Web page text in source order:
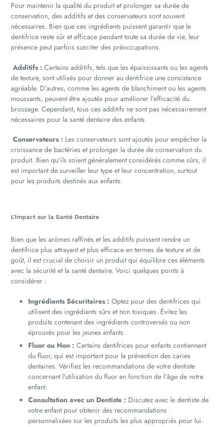
Pour maintenir la qualité du produit et prolonger sa durée de
conservation, des additifs et des conservateurs sont souvent
nécessaires. Bien que ces ingrédients puissent garantir que le
dentifrice reste sûr et efficace pendant toute sa durée de vie, leur
présence peut parfois susciter des préoccupations.
Additifs : Certains additifs, tels que les épaississants ou les agents
de texture, sont utilisés pour donner au dentifrice une consistance
agréable. D’autres, comme les agents de blanchiment ou les agents
moussants, peuvent être ajoutés pour améliorer l’efficacité du
brossage. Cependant, tous ces additifs ne sont pas nécessairement
nécessaires pour la santé dentaire des enfants.
Conservateurs : Les conservateurs sont ajoutés pour empêcher la
croissance de bactéries et prolonger la durée de conservation du
produit. Bien qu'ils soient généralement considérés comme sûrs, il
est important de surveiller leur type et leur concentration, surtout
pour les produits destinés aux enfants.
L’Impact sur la Santé Dentaire
Bien que les arômes raffinés et les additifs puissent rendre un
dentifrice plus attrayant et plus efficace en termes de texture et de
goût, il est crucial de choisir un produit qui équilibre ces éléments
avec la sécurité et la santé dentaire. Voici quelques points à
considérer :
Ingrédients Sécuritaires : Optez pour des dentifrices qui
utilisent des ingrédients sûrs et non toxiques. Évitez les
produits contenant des ingrédients controversés ou non
éprouvés pour les jeunes enfants.
Fluor ou Non : Certains dentifrices pour enfants contiennent
du fluor, qui est important pour la prévention des caries
dentaires. Vérifiez les recommandations de votre dentiste
concernant l'utilisation du fluor en fonction de l'âge de votre
enfant.
Consultation avec un Dentiste : Discutez avec le dentiste de
votre enfant pour obtenir des recommandations
personnalisées sur les produits les plus appropriés pour lui.